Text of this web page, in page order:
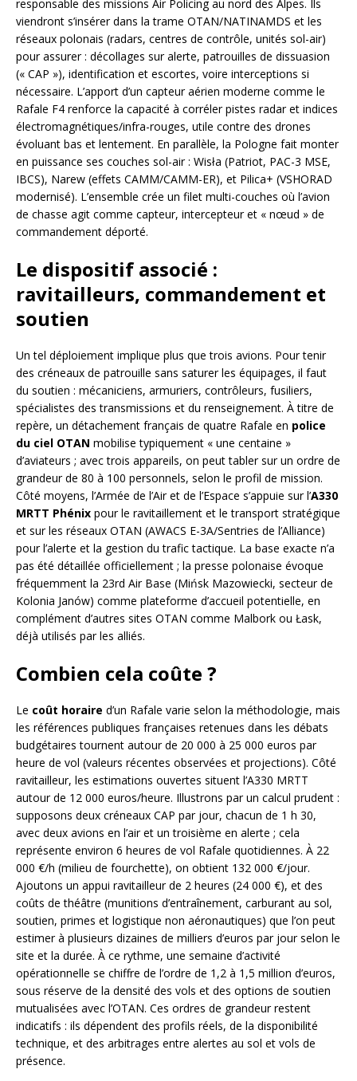
responsable des missions Air Policing au nord des Alpes. Ils
viendront s’insérer dans la trame OTAN/NATINAMDS et les
réseaux polonais (radars, centres de contrôle, unités sol-air)
pour assurer : décollages sur alerte, patrouilles de dissuasion
(« CAP »), identification et escortes, voire interceptions si
nécessaire. L’apport d’un capteur aérien moderne comme le
Rafale F4 renforce la capacité à corréler pistes radar et indices
électromagnétiques/infra-rouges, utile contre des drones
évoluant bas et lentement. En parallèle, la Pologne fait monter
en puissance ses couches sol-air : Wisła (Patriot, PAC-3 MSE,
IBCS), Narew (effets CAMM/CAMM-ER), et Pilica+ (VSHORAD
modernisé). L’ensemble crée un filet multi-couches où l’avion
de chasse agit comme capteur, intercepteur et « nœud » de
commandement déporté.
Le dispositif associé :
ravitailleurs, commandement et
soutien
Un tel déploiement implique plus que trois avions. Pour tenir
des créneaux de patrouille sans saturer les équipages, il faut
du soutien : mécaniciens, armuriers, contrôleurs, fusiliers,
spécialistes des transmissions et du renseignement. À titre de
repère, un détachement français de quatre Rafale en police
du ciel OTAN mobilise typiquement « une centaine »
d’aviateurs ; avec trois appareils, on peut tabler sur un ordre de
grandeur de 80 à 100 personnels, selon le profil de mission.
Côté moyens, l’Armée de l’Air et de l’Espace s’appuie sur l’A330
MRTT Phénix pour le ravitaillement et le transport stratégique
et sur les réseaux OTAN (AWACS E-3A/Sentries de l’Alliance)
pour l’alerte et la gestion du trafic tactique. La base exacte n’a
pas été détaillée officiellement ; la presse polonaise évoque
fréquemment la 23rd Air Base (Mińsk Mazowiecki, secteur de
Kolonia Janów) comme plateforme d’accueil potentielle, en
complément d’autres sites OTAN comme Malbork ou Łask,
déjà utilisés par les alliés.
Combien cela coûte ?
Le coût horaire d’un Rafale varie selon la méthodologie, mais
les références publiques françaises retenues dans les débats
budgétaires tournent autour de 20 000 à 25 000 euros par
heure de vol (valeurs récentes observées et projections). Côté
ravitailleur, les estimations ouvertes situent l’A330 MRTT
autour de 12 000 euros/heure. Illustrons par un calcul prudent :
supposons deux créneaux CAP par jour, chacun de 1 h 30,
avec deux avions en l’air et un troisième en alerte ; cela
représente environ 6 heures de vol Rafale quotidiennes. À 22
000 €/h (milieu de fourchette), on obtient 132 000 €/jour.
Ajoutons un appui ravitailleur de 2 heures (24 000 €), et des
coûts de théâtre (munitions d’entraînement, carburant au sol,
soutien, primes et logistique non aéronautiques) que l’on peut
estimer à plusieurs dizaines de milliers d’euros par jour selon le
site et la durée. À ce rythme, une semaine d’activité
opérationnelle se chiffre de l’ordre de 1,2 à 1,5 million d’euros,
sous réserve de la densité des vols et des options de soutien
mutualisées avec l’OTAN. Ces ordres de grandeur restent
indicatifs : ils dépendent des profils réels, de la disponibilité
technique, et des arbitrages entre alertes au sol et vols de
présence.